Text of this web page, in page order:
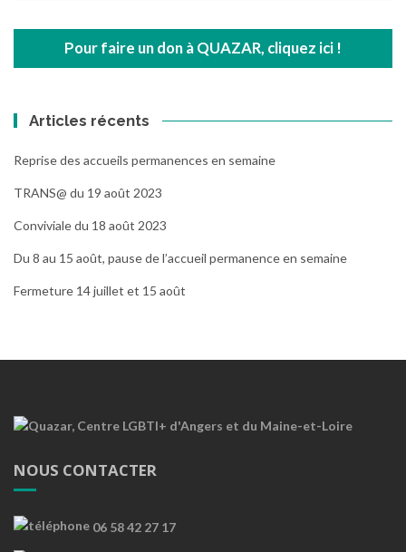
Pour faire un don à QUAZAR, cliquez ici !
Articles récents
Reprise des accueils permanences en semaine
TRANS@ du 19 août 2023
Conviviale du 18 août 2023
Du 8 au 15 août, pause de l’accueil permanence en semaine
Fermeture 14 juillet et 15 août
NOUS CONTACTER
06 58 42 27 17